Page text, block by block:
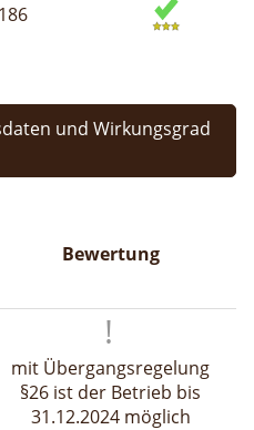
und Wirkungsgrad
Bewertung
mit Übergangsregelung
§26 ist der Betrieb bis
31.12.2024 möglich